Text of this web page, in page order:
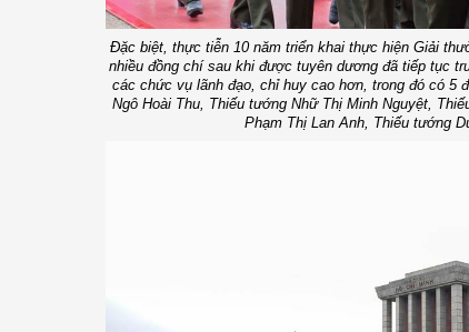
Đặc biệt, thực tiễn 10 năm triển khai thực hiện Giải
nhiều đồng chí sau khi được tuyên dương đã tiếp tục
các chức vụ lãnh đạo, chỉ huy cao hơn, trong đó có 5
Ngô Hoài Thu, Thiếu tướng Nhữ Thị Minh Nguyệt,
Phạm Thị Lan Anh, Thiếu tướng